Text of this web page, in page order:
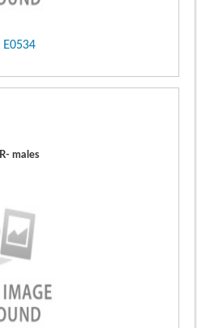
E0534
R- males